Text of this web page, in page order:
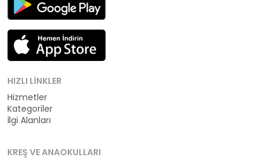
HIZLI LINKLER
Hizmetler
Kategoriler
İlgi Alanları
KREŞ VE ANAOKULLARI